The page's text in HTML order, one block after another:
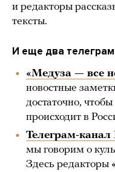
и редакторы
тексты.
И еще два
«Медуза — все
новостные
достаточно,
происходит в
Телеграм-канал
мы говорим о
Здесь редакторы